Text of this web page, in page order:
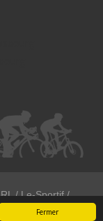
Fermer
/ Le-Sportif /